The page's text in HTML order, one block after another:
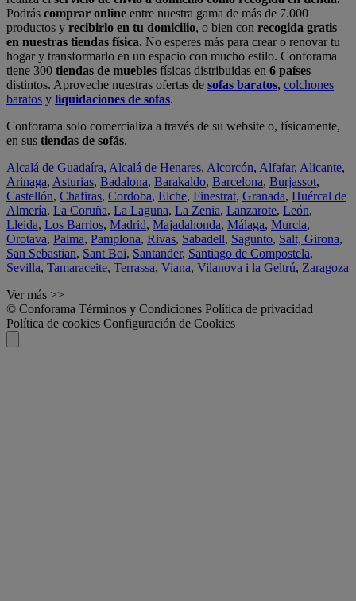
Podrás comprar online entre nuestra gama de más de 7.000
productos y recibirlo en tu domicilio, o bien con recogida gratis
en nuestras tiendas física. No esperes más para crear o renovar tu
hogar y transformarlo en un espacio con mucho estilo. Conforama
tiene 300 tiendas de muebles físicas distribuidas en 6 países
distintos. Aproveche nuestras ofertas de sofas baratos, colchones
baratos y liquidaciones de sofas.
Conforama solo comercializa a través de su website o, físicamente,
en sus tiendas de sofás.
Alcalá de Guadaíra, Alcalá de Henares, Alcorcón, Alfafar, Alicante,
Arinaga, Asturias, Badalona, Barakaldo, Barcelona, Burjassot,
Castellón, Chafiras, Cordoba, Elche, Finestrat, Granada, Huércal de
Almería, La Coruña, La Laguna, La Zenia, Lanzarote, León,
Lleida, Los Barrios, Madrid, Majadahonda, Málaga, Murcia,
Orotava, Palma, Pamplona, Rivas, Sabadell, Sagunto, Salt, Girona,
San Sebastian, Sant Boi, Santander, Santiago de Compostela,
Sevilla, Tamaraceite, Terrassa, Viana, Vilanova i la Geltrú, Zaragoza
Ver más >>
© Conforama Términos y Condiciones Política de privacidad
Política de cookies Configuración de Cookies